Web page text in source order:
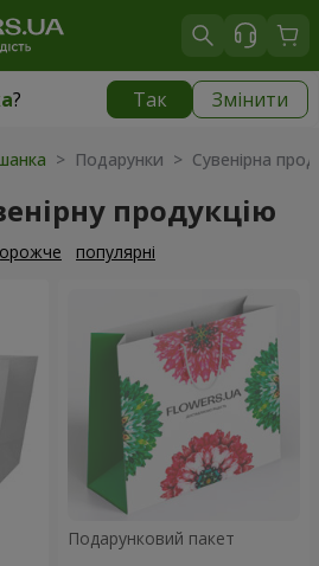
? Так Змінити
|
> Подарунки > Сувенірна
продукцію
популярні
Подарунковий пакет